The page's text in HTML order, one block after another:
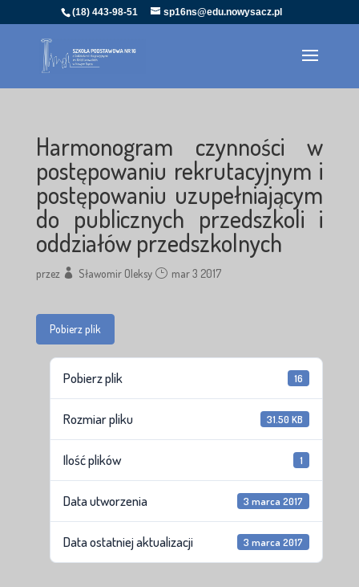
(18) 443-98-51 sp16ns@edu.nowysacz.pl
Harmonogram czynności w
postępowaniu rekrutacyjnym i
postępowaniu uzupełniającym
do publicznych przedszkoli i
oddziałów przedszkolnych
przez Sławomir Oleksy mar 3 2017
Pobierz plik
Pobierz plik 16
Rozmiar pliku 31.50 KB
Ilość plików 1
Data utworzenia 3 marca 2017
Data ostatniej aktualizacji 3 marca 2017